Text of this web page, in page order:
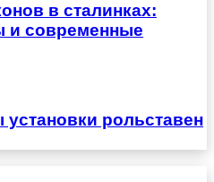
в сталинках:
и современные
рольставен